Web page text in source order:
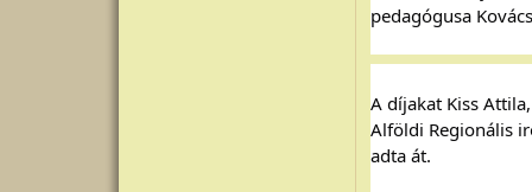
pedagógusa
A díjakat Kiss
Alföldi Regionális
adta át.